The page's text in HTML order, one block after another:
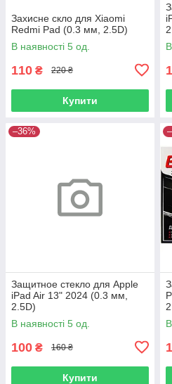
Захисне скло для Xiaomi
Redmi Pad (0.3 мм, 2.5D)
В наявності 5 од.
110 ₴ 220 ₴
Купити
–36%
Защитное стекло для Apple
iPad Air 13" 2024 (0.3 мм,
2.5D)
В наявності 5 од.
100 ₴ 160 ₴
Купити